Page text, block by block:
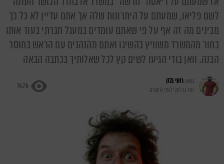
לשם פליאו, שמעתם על היתרונות שלה אך אתם עדיין לא כל כך
מבינים מה זה אף על פי שאתם עומדים במעגל חברתי בעוד אותו
בחור מהמשרד משוויץ בהשיגו ואתם מהנהנים עם הראש בחוסר
הבנה. וואן בודי הגיעו לשים קץ לכל שאלותיך בכתבה הבאה
מאתרועי גלזן
עודכן לפנילפני 6 שנים 74.7k